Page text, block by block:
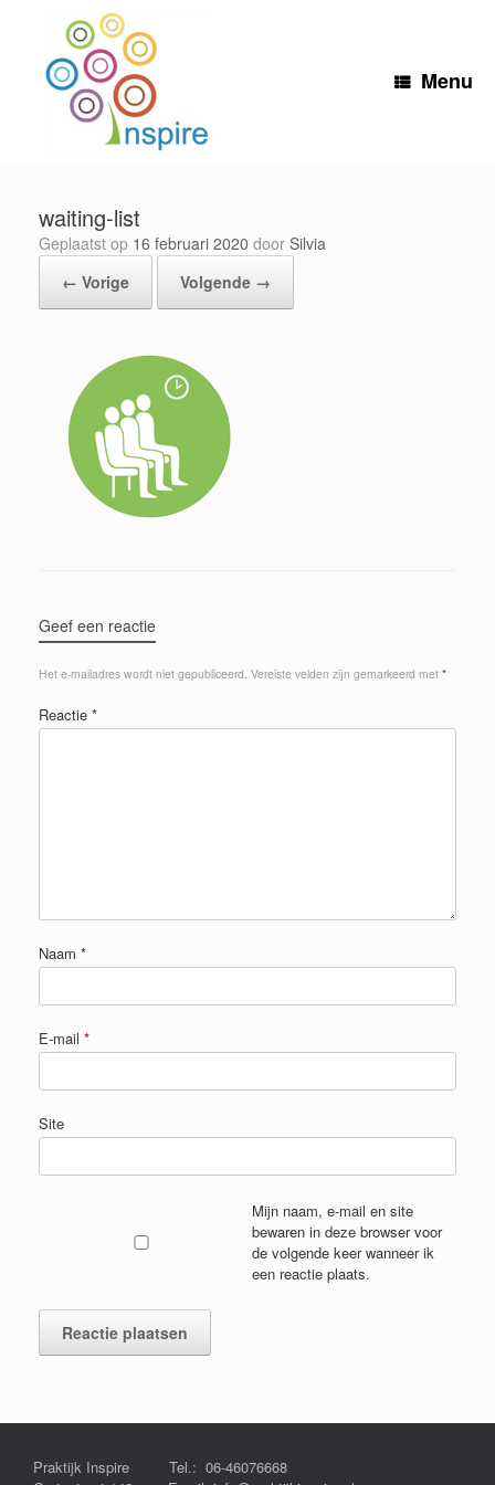
Menu
waiting-list
Geplaatst op 16 februari 2020 door Silvia
← Vorige
Volgende →
Geef een reactie
Het e-mailadres wordt niet gepubliceerd. Vereiste velden zijn gemarkeerd met *
Reactie *
Naam *
E-mail *
Site
Mijn naam, e-mail en site
bewaren in deze browser voor
de volgende keer wanneer ik
een reactie plaats.
Praktijk Inspire Tel.: 06-46076668